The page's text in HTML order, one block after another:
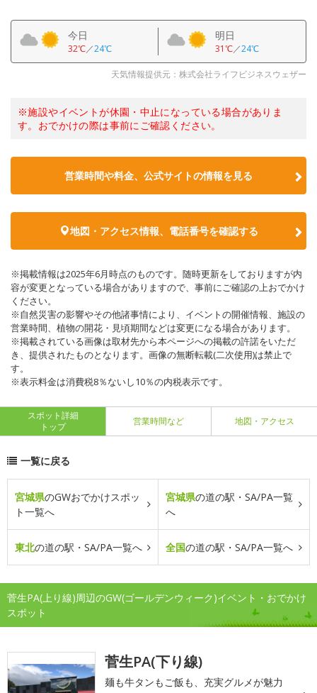
今日
32℃／24℃
明日
31℃／24℃
天気情報提供元：株式会社ライフビジネスウェザー
※施設やイベントが休園・中止になっている場合がありま
す。おでかけの際は事前にご確認ください。
営業時間や料金、公式サイトの情報を見る
地図・アクセス情報、電話番号を確認する
※掲載情報は2025年6月時点のものです。随時更新をしておりますが内
容が変更となっている場合がありますので、事前にご確認の上おでかけ
ください。
※自然災害の影響やその他諸事情により、イベントの開催情報、施設の
営業時間、植物の開花・見頃期間などは変更になる場合があります。
※掲載されている画像は取材先から本ページへの掲載の許諾をいただ
き、提供されたものとなります。画像の無断転載(二次使用)は禁止で
す。
※表示料金は消費税8％ないし10％の内税表示です。
スポット詳細
トップ
営業時間など 地図・アクセス
一覧に戻る
宮城県のGWおでかけスポッ
ト一覧へ
宮城県の道の駅・SA/PA一覧
へ
東北の道の駅・SA/PA一覧へ 全国の道の駅・SA/PA一覧へ
菅生PA(上り線)周辺のGW(ゴールデンウィーク)イベント・おでかけ
スポット
菅生PA(下り線)
麺も牛タンもご飯も、充実グルメが魅力